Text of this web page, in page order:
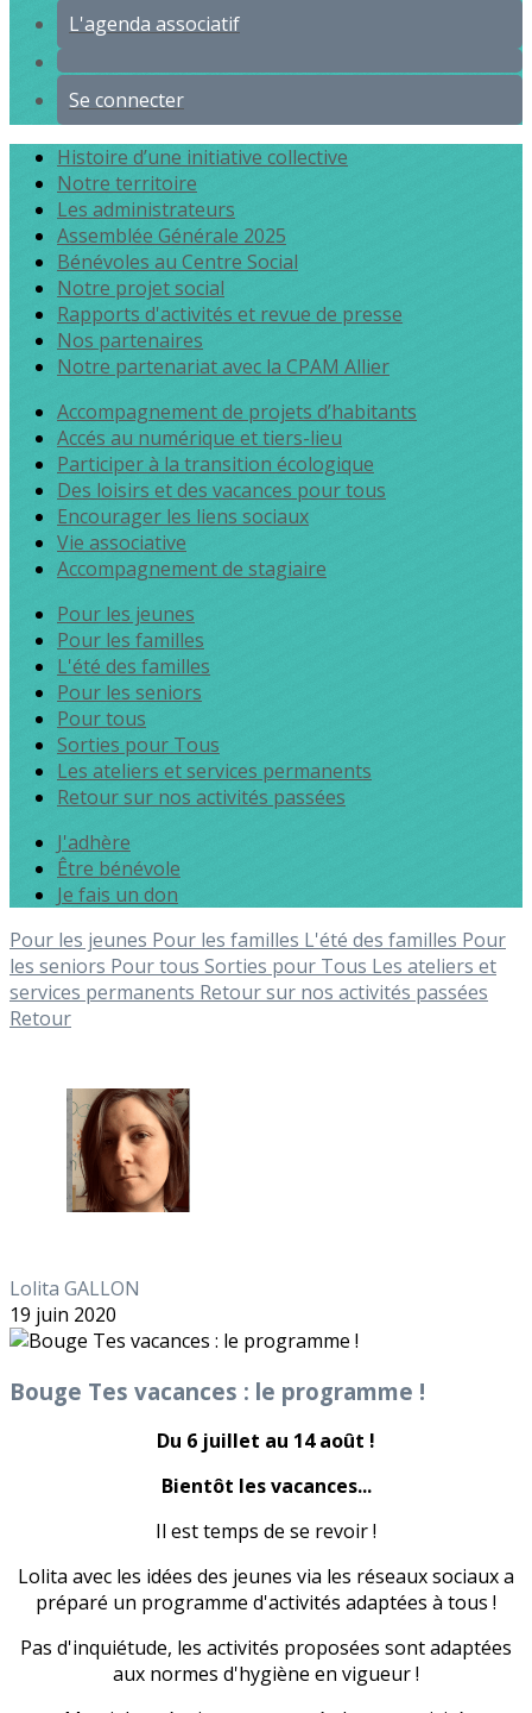
L'agenda associatif
Se connecter
Histoire d’une initiative collective
Notre territoire
Les administrateurs
Assemblée Générale 2025
Bénévoles au Centre Social
Notre projet social
Rapports d'activités et revue de presse
Nos partenaires
Notre partenariat avec la CPAM Allier
Accompagnement de projets d’habitants
Accés au numérique et tiers-lieu
Participer à la transition écologique
Des loisirs et des vacances pour tous
Encourager les liens sociaux
Vie associative
Accompagnement de stagiaire
Pour les jeunes
Pour les familles
L'été des familles
Pour les seniors
Pour tous
Sorties pour Tous
Les ateliers et services permanents
Retour sur nos activités passées
J'adhère
Être bénévole
Je fais un don
Pour les jeunes Pour les familles L'été des familles Pour
les seniors Pour tous Sorties pour Tous Les ateliers et
services permanents Retour sur nos activités passées
Retour
Lolita GALLON
19 juin 2020
Bouge Tes vacances : le programme !
Du 6 juillet au 14 août !
Bientôt les vacances...
Il est temps de se revoir !
Lolita avec les idées des jeunes via les réseaux sociaux a
préparé un programme d'activités adaptées à tous !
Pas d'inquiétude, les activités proposées sont adaptées
aux normes d'hygiène en vigueur !